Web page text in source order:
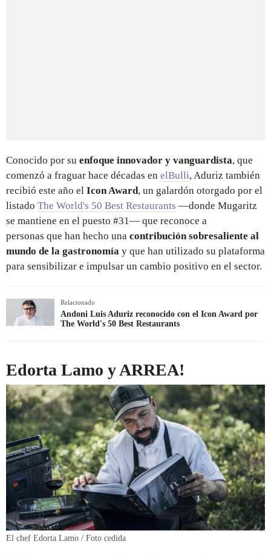
Conocido por su enfoque innovador y vanguardista, que
comenzó a fraguar hace décadas en elBulli, Aduriz también
recibió este año el Icon Award, un galardón otorgado por el
listado The World's 50 Best Restaurants —donde Mugaritz
se mantiene en el puesto #31— que reconoce a
personas que han hecho una contribución sobresaliente al
mundo de la gastronomía y que han utilizado su plataforma
para sensibilizar e impulsar un cambio positivo en el sector.
Relacionado
Andoni Luis Aduriz reconocido con el Icon Award por
The World's 50 Best Restaurants
Edorta Lamo y ARREA!
El chef Edorta Lamo / Foto cedida